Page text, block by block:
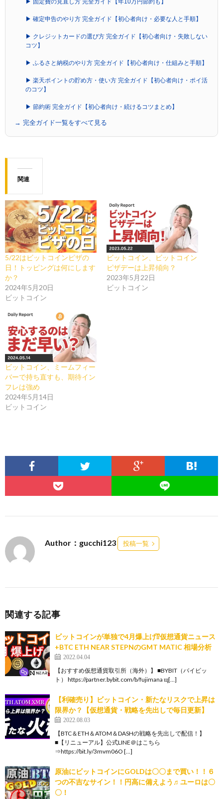
▶ 確定申告のやり方 完全ガイド【初心者向け・必要な人と手順】
▶ クレジットカードの選び方 完全ガイド【初心者向け・失敗しない
コツ】
▶ ふるさと納税のやり方 完全ガイド【初心者向け・仕組みと手順】
▶ 楽天ポイントの貯め方・使い方 完全ガイド【初心者向け・ポイ活
のコツ】
▶ 節約術 完全ガイド【初心者向け・続けるコツまとめ】
→ 完全ガイド一覧をすべて見る
関連
5/22はビットコインピザの
日！トッピングは何にします
か？
2024年5月20日
ビットコイン
ビットコイン、ビットコイン
ピザデーは上昇傾向？
2023年5月22日
ビットコイン
ビットコイン、ミームフィー
バーで持ち直すも、期待イン
フレは強め
2024年5月14日
ビットコイン
Author：gucchi123 投稿一覧
関連する記事
ビットコインが単独で4月爆上げ⁉️仮想通貨ニュース
+BTC ETH NEAR STEPNのGMT MATIC 相場分析
2022.04.04
【おすすめ仮想通貨取引所（海外）】 ■BYBIT（バイビッ
ト） https://partner.bybit.com/b/fujimana ɰ[…]
【利確売り】ビットコイン・新たなリスクで上昇は
限界か？【仮想通貨・戦略を先出しで毎日更新】
2022.08.03
【BTC＆ETH＆ATOM＆DASHの戦略を先出しで配信！】
■【リニューアル】公式LINE＠はこちら
⇒https://bit.ly/3mvm06O […]
原油にビットコインにGOLDは〇〇まで買い！！６
つの不吉なサイン！！円高に備えよう♬ユーロは〇
〇！